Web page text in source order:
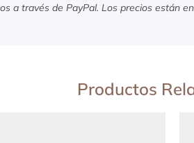
a través de PayPal. Los precios están
Productos